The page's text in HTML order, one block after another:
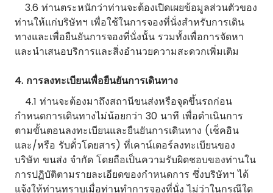
3.6 ท่านตระหนักว่าท่านจะต้องเปิดเผยข้อมูลส่วนตัวของ
ท่านให้แก่บริษัทฯ เพื่อใช้ในการจองที่นั่งสำหรับการเดิน
ทางและเพื่อยืนยันการจองที่นั่งนั้น รวมทั้งเพื่อการจัดหา
และนำเสนอบริการและสิ่งอำนวยความสะดวกเพิ่มเติม
4. การลงทะเบียนเพื่อยืนยันการเดินทาง
4.1 ท่านจะต้องมาถึงสถานีขนส่งหรือจุดขึ้นรถก่อน
กำหนดการเดินทางไม่น้อยกว่า 30 นาที เพื่อดำเนินการ
ตามขั้นตอนลงทะเบียนและยืนยันการเดินทาง (เช็คอิน
และ/หรือ รับตั๋วโดยสาร) ที่เคาน์เตอร์ลงทะเบียนของ
บริษัท ขนส่ง จำกัด โดยถือเป็นความรับผิดชอบของท่านใน
การปฏิบัติตามรายละเอียดของกำหนดการ ซึ่งบริษัทฯ ได้
แจ้งให้ท่านทราบเมื่อท่านทำการจองที่นั่ง ไม่ว่าในกรณีใด